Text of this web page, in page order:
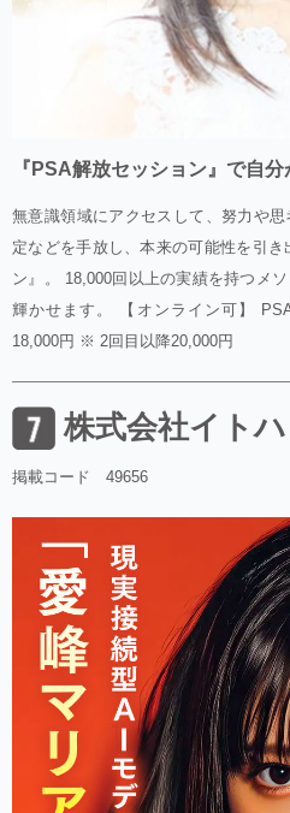
『PSA解放セッション』で自
無意識領域にアクセスして、努力や
定などを手放し、本来の可能性を引
ン』。 18,000回以上の実績を持つメ
輝かせます。 【オンライン可】
18,000円 ※ 2回目以降20,000円
株式会社イト
掲載コード 49656